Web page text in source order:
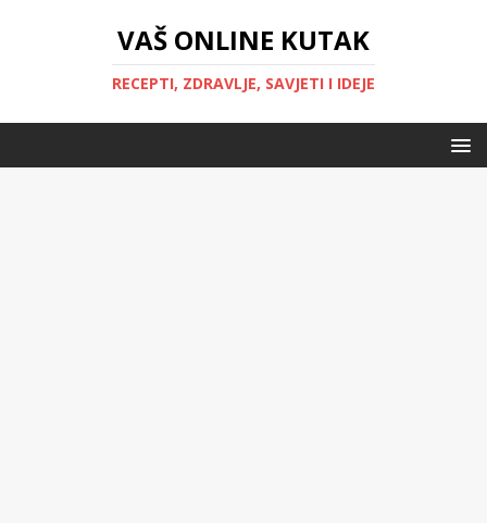
VAŠ ONLINE KUTAK
RECEPTI, ZDRAVLJE, SAVJETI I IDEJE